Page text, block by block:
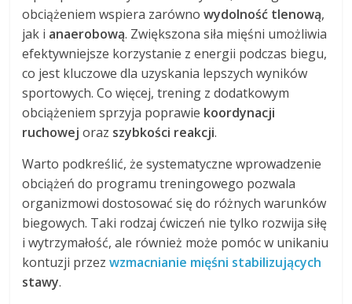
obciążeniem wspiera zarównowydolność tlenową,
jak i anaerobową. Zwiększona siła mięśni umożliwia
efektywniejsze korzystanie z energii podczas biegu,
co jest kluczowe dla uzyskania lepszych wyników
sportowych. Co więcej, trening z dodatkowym
obciążeniem sprzyja poprawie koordynacji
ruchowej oraz szybkości reakcji.
Warto podkreślić, że systematyczne wprowadzenie
obciążeń do programu treningowego pozwala
organizmowi dostosować się do różnych warunków
biegowych. Taki rodzaj ćwiczeń nie tylko rozwija siłę
i wytrzymałość, ale również może pomóc w unikaniu
kontuzji przezwzmacnianie mięśni stabilizujących
stawy.